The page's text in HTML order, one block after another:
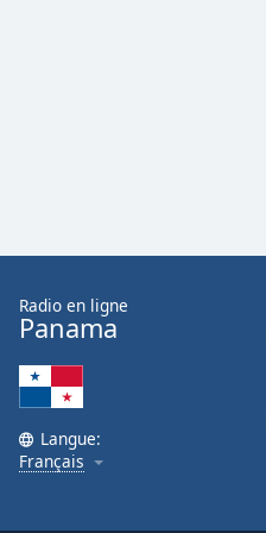
Beginning
dialog
window.
Escape
will
cancel
Radio en ligne
Panama
Langue:
Français